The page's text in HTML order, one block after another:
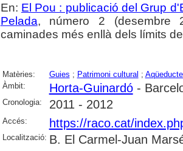
En: El Pou : publicació del Grup
Pelada, número 2
caminades més enllà dels límits
Matèries: Guies ; Patrimoni cultural ;
Àmbit:
Horta-Guinardó-
Cronologia: 2011 - 2012
Accés: https://raco.cat/
Localització: B. El Carmel-Juan